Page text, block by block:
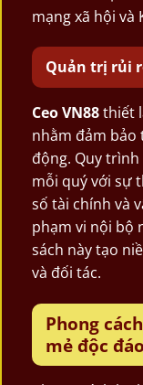
mạng xã hội và
Quản trị rủi
Ceo VN88thiết
nhằm đảm
động. Quy
mỗi quý với sự
số tài chính và
phạm vi nội bộ
sách này tạo
và đối tác.
Phong
mẻ độc đáo